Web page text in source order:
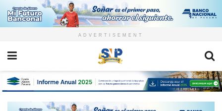
ADVERTISEMENT